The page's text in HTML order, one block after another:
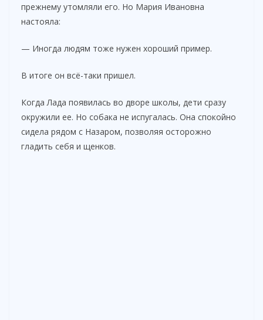
прежнему утомляли его. Но Мария Ивановна
настояла:
— Иногда людям тоже нужен хороший пример.
В итоге он всё-таки пришел.
Когда Лада появилась во дворе школы, дети сразу
окружили ее. Но собака не испугалась. Она спокойно
сидела рядом с Назаром, позволяя осторожно
гладить себя и щенков.